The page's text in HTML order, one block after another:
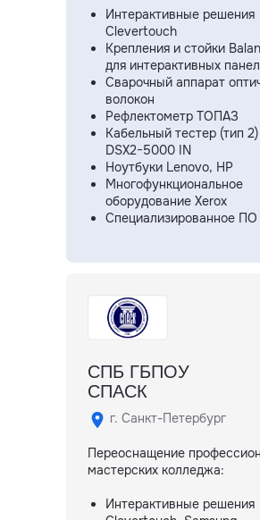
Интерактивные решения
Clevertouch
Крепления и стойки
для интерактивных
Сварочный аппарат
волокон
Рефлектометр ТОПАЗ
Кабельный тестер (тип
DSX2−5000 IN
Ноутбуки Lenovo, HP
Многофункциональное
оборудование Xerox
Специализированное ПО
СПБ ГБПОУ
СПАСК
г. Санкт-Петербург
Переоснащение
мастерских колледжа:
Интерактивные решения